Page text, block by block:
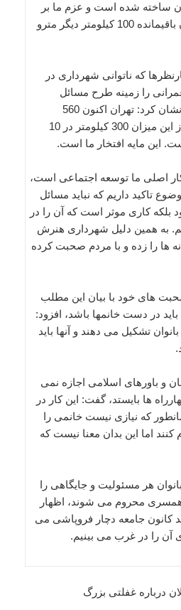
ساخته شده است و عزم ما بر
این است تا در مدت زمان باقیمانده 100 کیلومتر دیگر مترو
که ناتوانی شهرداری در
را زمینه طرح مسائل
اجتماعی می کنند، خاطرنشان کرد: تهران اکنون 560
کیلومتر بزرگراه دارد که از این میزان 300 کیلومتر در 10
این مایه افتخار ما است.
کار اصلی ما توسعه اجتماعی است،
تاکید داریم که نباید مسائل
کاری موثر است که آن را در
به همین دلیل شهرداری هنرش
ها را زده و با مردم صحبت کرده
های خود با بیان این مطلب
در دست خانمها باشد، افزود:
تشکیل می دهند و آنها باید
و باورهای اسلامی اجازه نمی
ها بایستد، گفت: این کار در
که نیازی نیست خانمی را
کنند اما این بدان معنا نیست که
بانوان هر مسئولیت و جایگاهی را
همسری محروم می شوند، اظهار
کانون جامعه دچار فروپاشی می
آن را در غرب می بینیم.
درباره غفلتی بزرگ